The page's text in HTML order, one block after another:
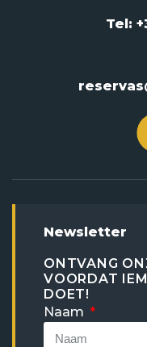
Tel:
Newsletter
ONTVANG
VOORDAT
DOET!
Naam